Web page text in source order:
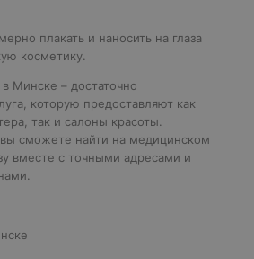
плакать и наносить на глаза
косметику.
Минске – достаточно
которую предоставляют как
так и салоны красоты.
сможете найти на медицинском
вместе с точными адресами и